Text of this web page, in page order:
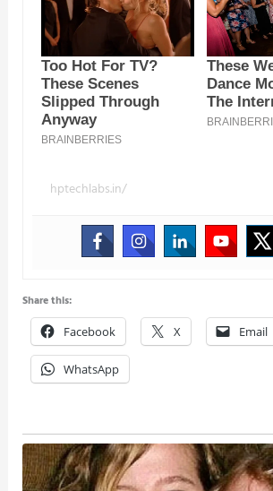
hptechlabs.in/
Share this:
Facebook X Email
WhatsApp